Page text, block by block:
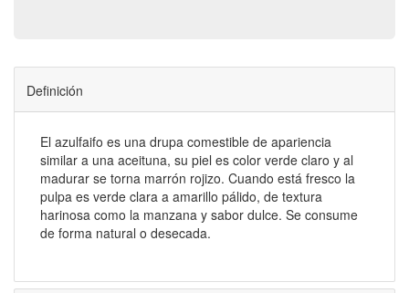
Definición
El azulfaifo es una drupa comestible de apariencia
similar a una aceituna, su piel es color verde claro y al
madurar se torna marrón rojizo. Cuando está fresco la
pulpa es verde clara a amarillo pálido, de textura
harinosa como la manzana y sabor dulce. Se consume
de forma natural o desecada.